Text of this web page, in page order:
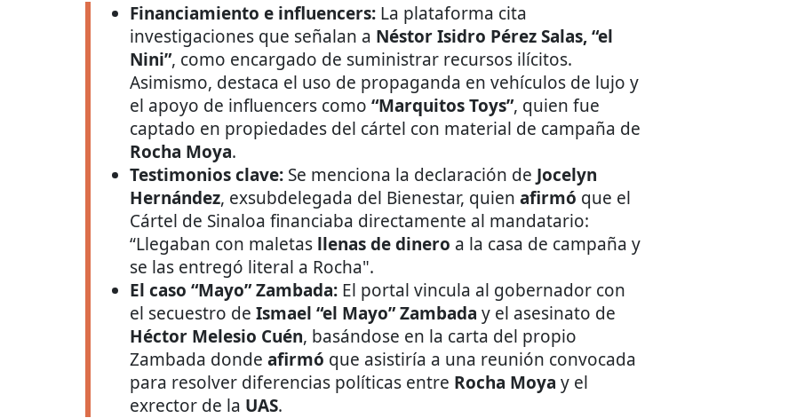
Financiamiento e influencers: La plataforma cita
investigaciones que señalan a Néstor Isidro Pérez Salas, “el
Nini”, como encargado de suministrar recursos ilícitos.
Asimismo, destaca el uso de propaganda en vehículos de lujo y
el apoyo de influencers como “Marquitos Toys”, quien fue
captado en propiedades del cártel con material de campaña de
Rocha Moya.
Testimonios clave: Se menciona la declaración de Jocelyn
Hernández, exsubdelegada del Bienestar, quien afirmó que el
Cártel de Sinaloa financiaba directamente al mandatario:
“Llegaban con maletas llenas de dinero a la casa de campaña y
se las entregó literal a Rocha".
El caso “Mayo” Zambada: El portal vincula al gobernador con
el secuestro de Ismael “el Mayo” Zambada y el asesinato de
Héctor Melesio Cuén, basándose en la carta del propio
Zambada donde afirmó que asistiría a una reunión convocada
para resolver diferencias políticas entre Rocha Moya y el
exrector de la UAS.